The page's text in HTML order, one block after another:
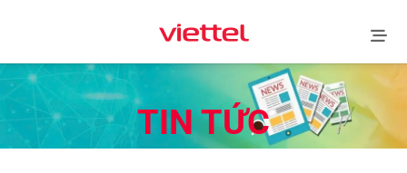
TIN TỨC